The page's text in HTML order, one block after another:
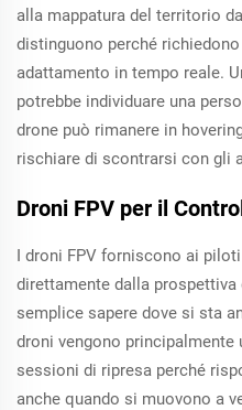
alla mappatura del territorio
distinguono perché
adattamento in tempo reale.
potrebbe individuare una
drone può rimanere in
rischiare di scontrarsi con gli
Droni FPV per il
I droni FPV forniscono ai
direttamente dalla
semplice sapere dove si sta
droni vengono principalmente
sessioni di ripresa perché
anche quando si muovono a